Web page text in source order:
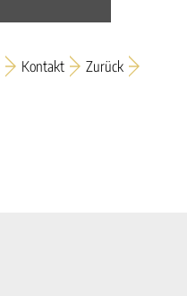
Kontakt Zurück